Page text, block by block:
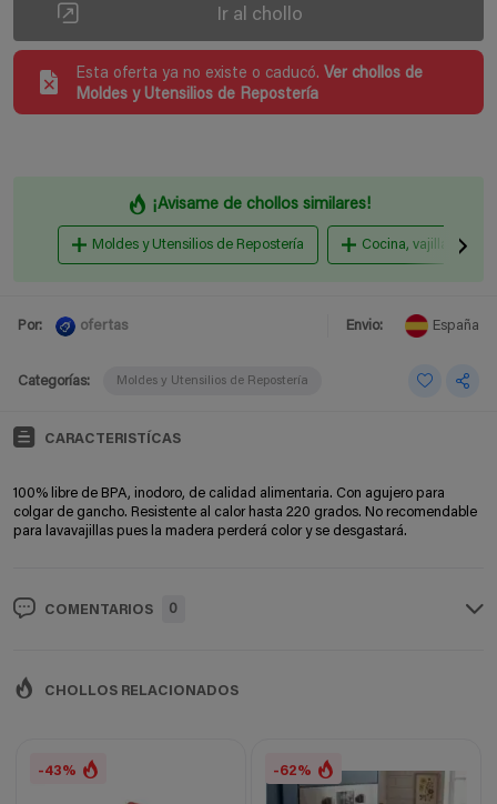
Ir al chollo
Esta oferta ya no existe o caducó. Ver chollos de
Moldes y Utensilios de Repostería
¡Avisame de chollos similares!
Moldes y Utensilios de Repostería Cocina, vajilla y
Por: ofertas Envio: España
Categorías: Moldes y Utensilios de Repostería
CARACTERISTÍCAS
100% libre de BPA, inodoro, de calidad alimentaria. Con agujero para
colgar de gancho. Resistente al calor hasta 220 grados. No recomendable
para lavavajillas pues la madera perderá color y se desgastará.
COMENTARIOS 0
CHOLLOS RELACIONADOS
-43% -62%